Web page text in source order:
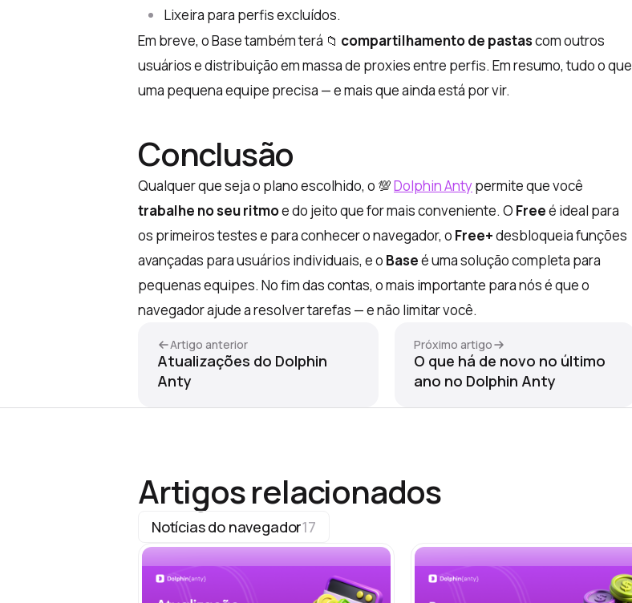
Lixeira para perfis excluídos.
Em breve, o Base também terá 📁 compartilhamento de pastascom outros
usuários e distribuição em massa de proxies entre perfis. Em resumo, tudo o que
uma pequena equipe precisa — e mais que ainda está por vir.
Conclusão
Qualquer que seja o plano escolhido, o 💯Dolphin Antypermite que você
trabalhe no seu ritmoe do jeito que for mais conveniente. O Freeé ideal para
os primeiros testes e para conhecer o navegador, o Free+desbloqueia funções
avançadas para usuários individuais, e o Baseé uma solução completa para
pequenas equipes. No fim das contas, o mais importante para nós é que o
navegador ajude a resolver tarefas — e não limitar você.
Artigo anterior
Atualizações do Dolphin
Anty
Próximo artigo
O que há de novo no último
ano no Dolphin Anty
Artigos relacionados
Notícias do navegador17